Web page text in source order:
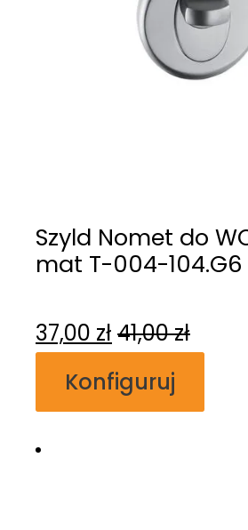
Szyld Nomet do
mat T-004-104.G6
37,00 zł 41,00zł
Konfiguruj